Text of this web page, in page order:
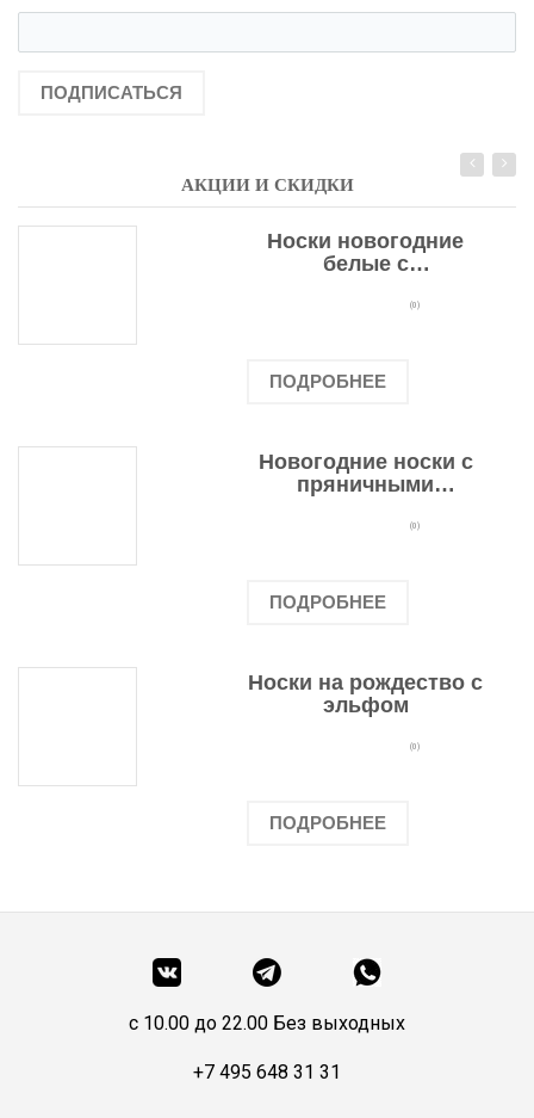
ПОДПИСАТЬСЯ
АКЦИИ И СКИДКИ
Носки новогодние
белые с
оленями(0)
ПОДРОБНЕЕ
Новогодние носки с
пряничными
(0)
ПОДРОБНЕЕ
Носки на рождество с
эльфом
(0)
ПОДРОБНЕЕ
c 10.00 до 22.00 Без выходных
+7 495 648 31 31